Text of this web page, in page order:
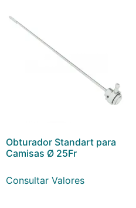
Obturador Standart para
Camisas Ø 25Fr
Consultar Valores